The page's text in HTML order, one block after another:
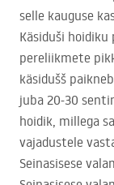
selle kauguse
Käsiduši hoidiku
pereliikmete
käsidušš
juba 20-30
hoidik, millega
vajadustele
Seinasisese